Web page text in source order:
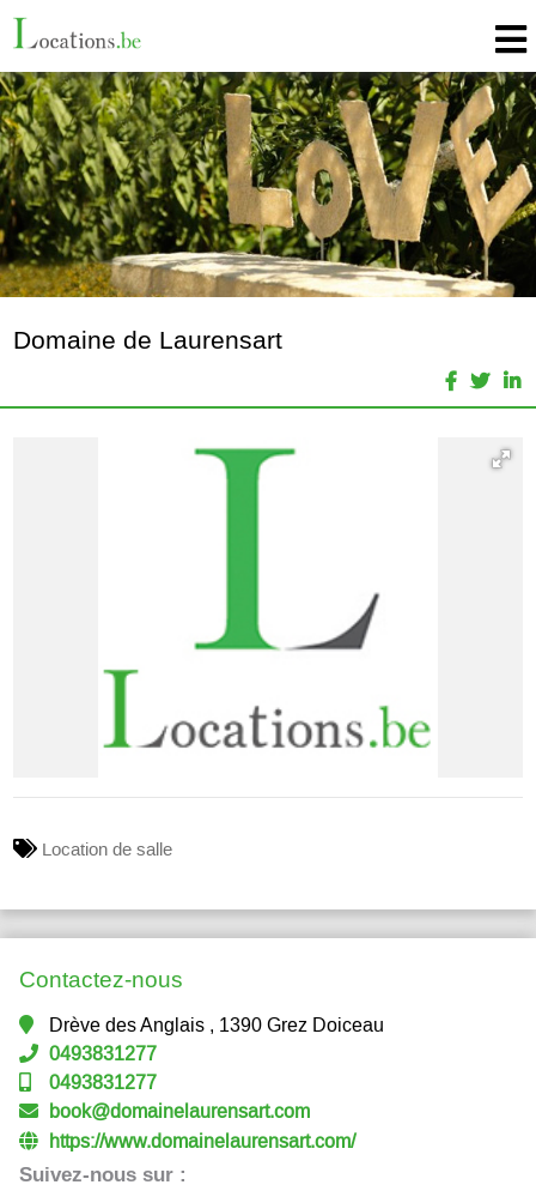
Domaine de Laurensart
Location de salle
Contactez-nous
Drève des Anglais , 1390 Grez Doiceau
0493831277
0493831277
book@domainelaurensart.com
https://www.domainelaurensart.com/
Suivez-nous sur :